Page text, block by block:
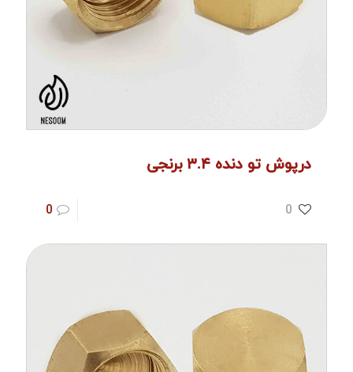
درپوش تو دنده ۳.۴ برنجی
0
0